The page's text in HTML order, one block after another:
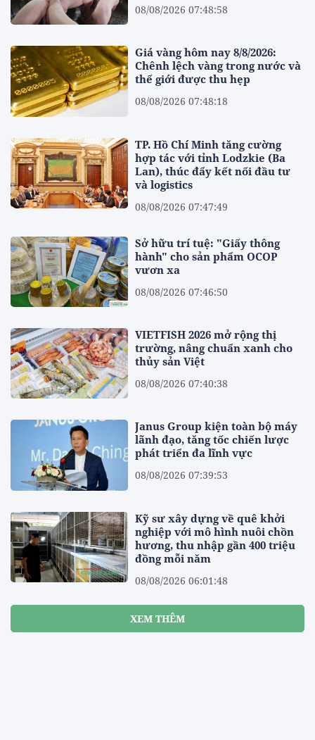
08/08/2026 07:48:58
Giá vàng hôm nay 8/8/2026:
Chênh lệch vàng trong nước và
thế giới được thu hẹp
08/08/2026 07:48:18
TP. Hồ Chí Minh tăng cường
hợp tác với tỉnh Lodzkie (Ba
Lan), thúc đẩy kết nối đầu tư
và logistics
08/08/2026 07:47:49
Sở hữu trí tuệ: "Giấy thông
hành" cho sản phẩm OCOP
vươn xa
08/08/2026 07:46:50
VIETFISH 2026 mở rộng thị
trường, nâng chuẩn xanh cho
thủy sản Việt
08/08/2026 07:40:38
Janus Group kiện toàn bộ máy
lãnh đạo, tăng tốc chiến lược
phát triển đa lĩnh vực
08/08/2026 07:39:53
Kỹ sư xây dựng về quê khởi
nghiệp với mô hình nuôi chồn
hương, thu nhập gần 400 triệu
đồng mỗi năm
08/08/2026 06:01:48
XEM THÊM